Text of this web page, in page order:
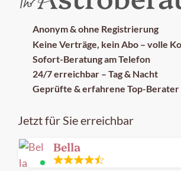
Anonym & ohne Registrierung
Keine Verträge, kein Abo – volle
Sofort-Beratung am Telefon
24/7 erreichbar – Tag & Nacht
Geprüfte & erfahrene Top-Berater
Jetzt für Sie erreichbar
Bella